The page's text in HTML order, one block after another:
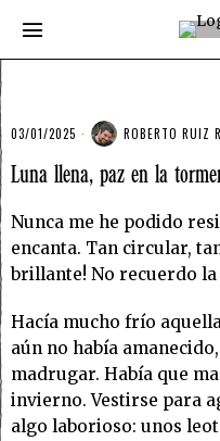
03/01/2025 ROBERTO RUIZ
Luna llena, paz en la
Nunca me he podido
encanta. Tan circular,
brillante! No recuerdo
Hacía mucho frío
aún no había
madrugar. Había que
invierno. Vestirse para
algo laborioso: unos